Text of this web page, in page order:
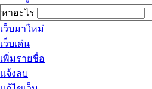
หาอะไร
เว็บมาใหม่
เว็บเด่น
เพิ่มรายชื่อ
แจ้งลบ